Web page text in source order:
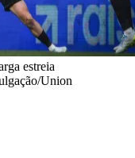
estreia
Union